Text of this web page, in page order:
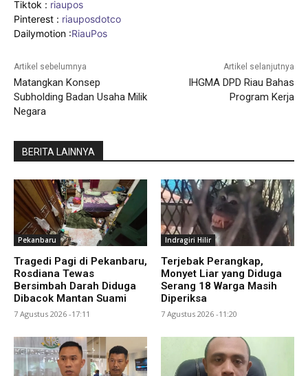
Tiktok : riaupos
Pinterest : riauposdotco
Dailymotion :RiauPos
Artikel sebelumnya
Matangkan Konsep
Subholding Badan Usaha Milik
Negara
Artikel selanjutnya
IHGMA DPD Riau Bahas
Program Kerja
BERITA LAINNYA
Pekanbaru
Tragedi Pagi di Pekanbaru,
Rosdiana Tewas
Bersimbah Darah Diduga
Dibacok Mantan Suami
7 Agustus 2026 -17:11
Indragiri Hilir
Terjebak Perangkap,
Monyet Liar yang Diduga
Serang 18 Warga Masih
Diperiksa
7 Agustus 2026 -11:20